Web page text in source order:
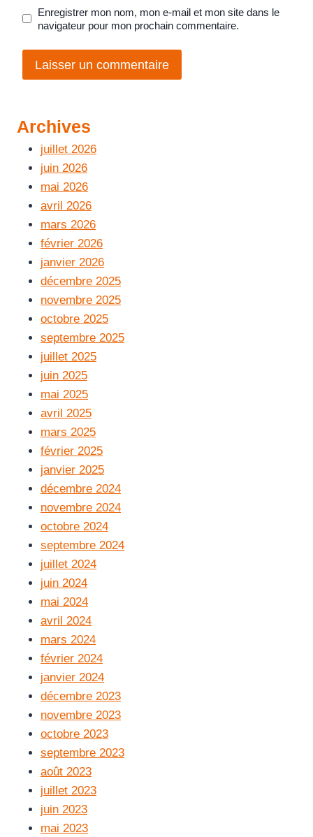
Enregistrer mon nom, mon e-mail et mon site dans le
navigateur pour mon prochain commentaire.
Archives
juillet 2026
juin 2026
mai 2026
avril 2026
mars 2026
février 2026
janvier 2026
décembre 2025
novembre 2025
octobre 2025
septembre 2025
juillet 2025
juin 2025
mai 2025
avril 2025
mars 2025
février 2025
janvier 2025
décembre 2024
novembre 2024
octobre 2024
septembre 2024
juillet 2024
juin 2024
mai 2024
avril 2024
mars 2024
février 2024
janvier 2024
décembre 2023
novembre 2023
octobre 2023
septembre 2023
août 2023
juillet 2023
juin 2023
mai 2023